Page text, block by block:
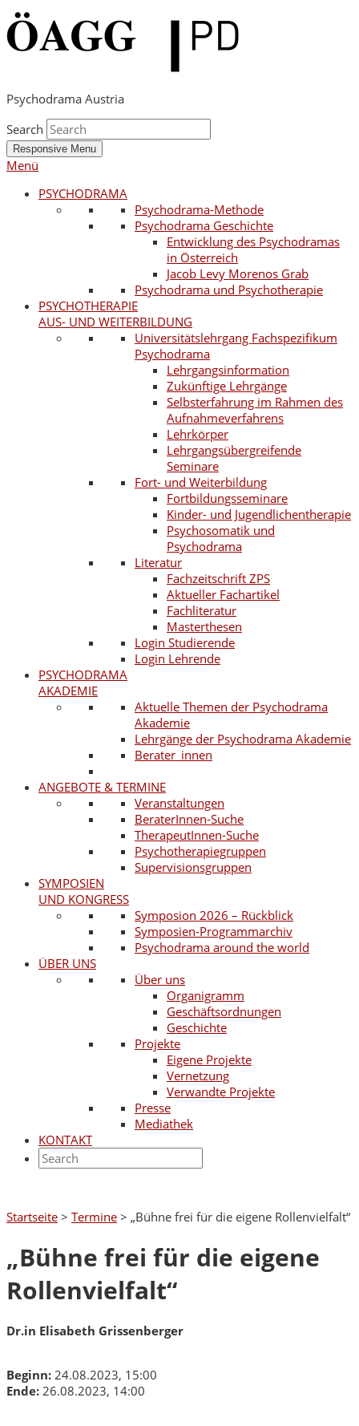
Psychodrama Austria
Search
Responsive Menu
Menü
PSYCHODRAMA
Psychodrama-Methode
Psychodrama Geschichte
Entwicklung des Psychodramas
in Österreich
Jacob Levy Morenos Grab
Psychodrama und Psychotherapie
PSYCHOTHERAPIE
AUS- UND WEITERBILDUNG
Universitätslehrgang Fachspezifikum
Psychodrama
Lehrgangsinformation
Zukünftige Lehrgänge
Selbsterfahrung im Rahmen des
Aufnahmeverfahrens
Lehrkörper
Lehrgangsübergreifende
Seminare
Fort- und Weiterbildung
Fortbildungsseminare
Kinder- und Jugendlichentherapie
Psychosomatik und
Psychodrama
Literatur
Fachzeitschrift ZPS
Aktueller Fachartikel
Fachliteratur
Masterthesen
Login Studierende
Login Lehrende
PSYCHODRAMA
AKADEMIE
Aktuelle Themen der Psychodrama
Akademie
Lehrgänge der Psychodrama Akademie
Berater_innen
ANGEBOTE & TERMINE
Veranstaltungen
BeraterInnen-Suche
TherapeutInnen-Suche
Psychotherapiegruppen
Supervisionsgruppen
SYMPOSIEN
UND KONGRESS
Symposion 2026 – Rückblick
Symposien-Programmarchiv
Psychodrama around the world
ÜBER UNS
Über uns
Organigramm
Geschäftsordnungen
Geschichte
Projekte
Eigene Projekte
Vernetzung
Verwandte Projekte
Presse
Mediathek
KONTAKT
Startseite > Termine > „Bühne frei für die eigene Rollenvielfalt“
„Bühne frei für die eigene
Rollenvielfalt“
Dr.in Elisabeth Grissenberger
Beginn: 24.08.2023, 15:00
Ende: 26.08.2023, 14:00